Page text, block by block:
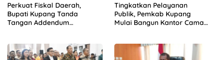
Perkuat Fiskal Daerah,
Bupati Kupang Tanda
Tangan Addendum
Tingkatkan Pelayanan
Publik, Pemkab Kupang
Mulai Bangun Kantor Camat